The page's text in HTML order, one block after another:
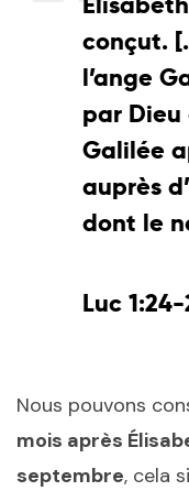
conçut.
l’ange
par Dieu
Galilée
auprès
dont le
Luc 1:24-
Nous pouvons
mois après
septembre, cela